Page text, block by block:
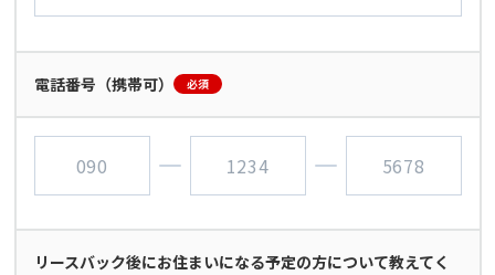
電話番号（携帯可） 必須
リースバック後にお住まいになる予定の方について教えてく